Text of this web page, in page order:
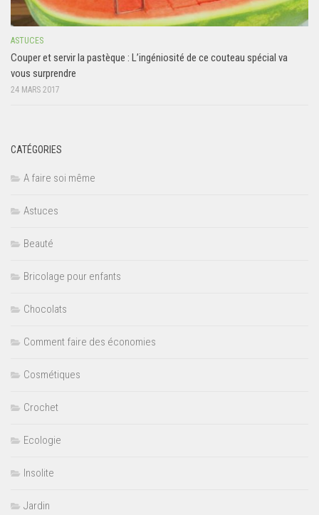
ASTUCES
Couper et servir la pastèque : L’ingéniosité de ce couteau spécial va
vous surprendre
24 MARS 2017
CATÉGORIES
A faire soi même
Astuces
Beauté
Bricolage pour enfants
Chocolats
Comment faire des économies
Cosmétiques
Crochet
Ecologie
Insolite
Jardin